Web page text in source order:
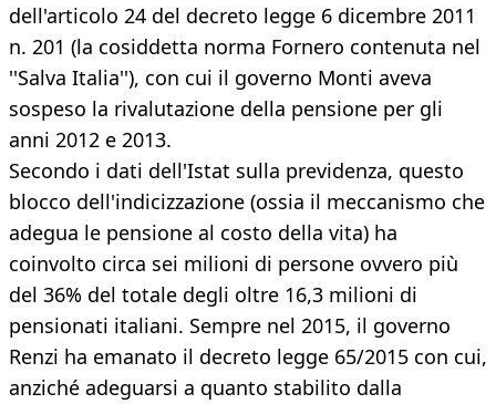
dell'articolo 24 del decreto legge 6 dicembre 2011
n. 201 (la cosiddetta norma Fornero contenuta nel
''Salva Italia''), con cui il governo Monti aveva
sospeso la rivalutazione della pensione per gli
anni 2012 e 2013.
Secondo i dati dell'Istat sulla previdenza, questo
blocco dell'indicizzazione (ossia il meccanismo che
adegua le pensione al costo della vita) ha
coinvolto circa sei milioni di persone ovvero più
del 36% del totale degli oltre 16,3 milioni di
pensionati italiani. Sempre nel 2015, il governo
Renzi ha emanato il decreto legge 65/2015 con cui,
anziché adeguarsi a quanto stabilito dalla